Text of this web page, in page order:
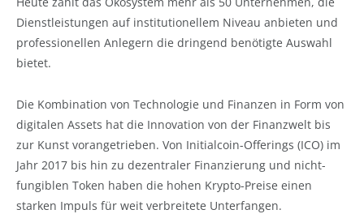
Dienstleistungen auf institutionellem Niveau anbieten und
professionellen Anlegern die dringend benötigte Auswahl
bietet.
Die Kombination von Technologie und Finanzen in Form von
digitalen Assets hat die Innovation von der Finanzwelt bis
zur Kunst vorangetrieben. Von Initialcoin-Offerings (ICO) im
Jahr 2017 bis hin zu dezentraler Finanzierung und nicht-
fungiblen Token haben die hohen Krypto-Preise einen
starken Impuls für weit verbreitete Unterfangen.